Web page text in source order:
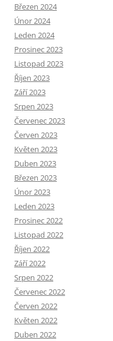
Březen 2024
Únor 2024
Leden 2024
Prosinec 2023
Listopad 2023
Říjen 2023
Září 2023
Srpen 2023
Červenec 2023
Červen 2023
Květen 2023
Duben 2023
Březen 2023
Únor 2023
Leden 2023
Prosinec 2022
Listopad 2022
Říjen 2022
Září 2022
Srpen 2022
Červenec 2022
Červen 2022
Květen 2022
Duben 2022